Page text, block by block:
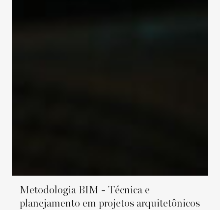
Metodologia BIM - Técnica e
planejamento em projetos arquitetônicos